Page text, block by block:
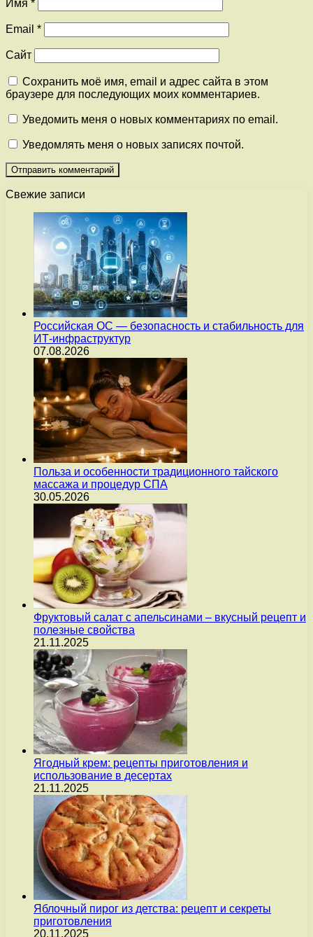
Имя *
Email *
Сайт
Сохранить моё имя, email и адрес сайта в этом
браузере для последующих моих комментариев.
Уведомить меня о новых комментариях по email.
Уведомлять меня о новых записях почтой.
Свежие записи
Российская ОС — безопасность и стабильность для
ИТ-инфраструктур
07.08.2026
Польза и особенности традиционного тайского
массажа и процедур СПА
30.05.2026
Фруктовый салат с апельсинами – вкусный рецепт и
полезные свойства
21.11.2025
Ягодный крем: рецепты приготовления и
использование в десертах
21.11.2025
Яблочный пирог из детства: рецепт и секреты
приготовления
20.11.2025